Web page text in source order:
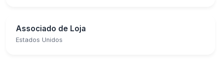
Associado de Loja
Estados Unidos